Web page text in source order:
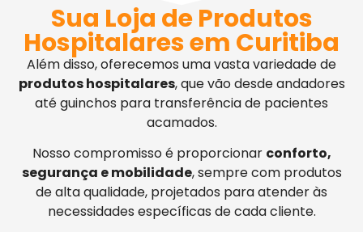
Sua Loja de Produtos
Hospitalares em Curitiba
Além disso, oferecemos uma vasta variedade de
produtos hospitalares, que vão desde andadores
até guinchos para transferência de pacientes
acamados.
Nosso compromisso é proporcionar conforto,
segurança e mobilidade, sempre com produtos
de alta qualidade, projetados para atender às
necessidades específicas de cada cliente.